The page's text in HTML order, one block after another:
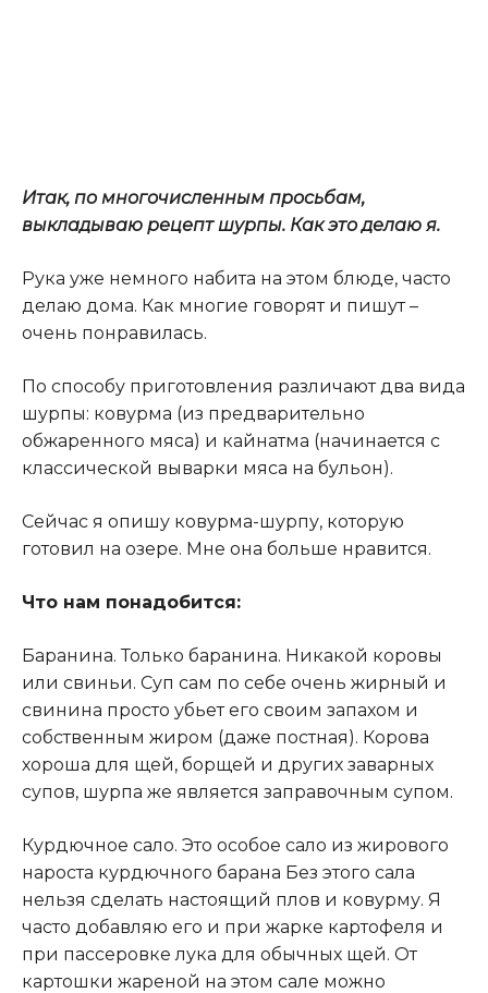
Итак, по многочисленным просьбам,
выкладываю рецепт шурпы. Как это делаю я.
Рука уже немного набита на этом блюде, часто
делаю дома. Как многие говорят и пишут –
очень понравилась.
По способу приготовления различают два вида
шурпы: ковурма (из предварительно
обжаренного мяса) и кайнатма (начинается с
классической выварки мяса на бульон).
Сейчас я опишу ковурма-шурпу, которую
готовил на озере. Мне она больше нравится.
Что нам понадобится:
Баранина. Только баранина. Никакой коровы
или свиньи. Суп сам по себе очень жирный и
свинина просто убьет его своим запахом и
собственным жиром (даже постная). Корова
хороша для щей, борщей и других заварных
супов, шурпа же является заправочным супом.
Курдючное сало. Это особое сало из жирового
нароста курдючного барана Без этого сала
нельзя сделать настоящий плов и ковурму. Я
часто добавляю его и при жарке картофеля и
при пассеровке лука для обычных щей. От
картошки жареной на этом сале можно